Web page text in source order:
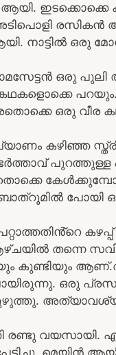
ഇടക്കൊക്കെ
രസികൻ
നാട്ടിൽ ഒരു
ഒരു പുലി
പറയും.
ഒരു വീര
കഴിഞ്ഞ
പുറത്തുള്ള
പോയി
തന്നെ
കുണ്ടിയും
ഒരു
രണ്ടു വയസായി.